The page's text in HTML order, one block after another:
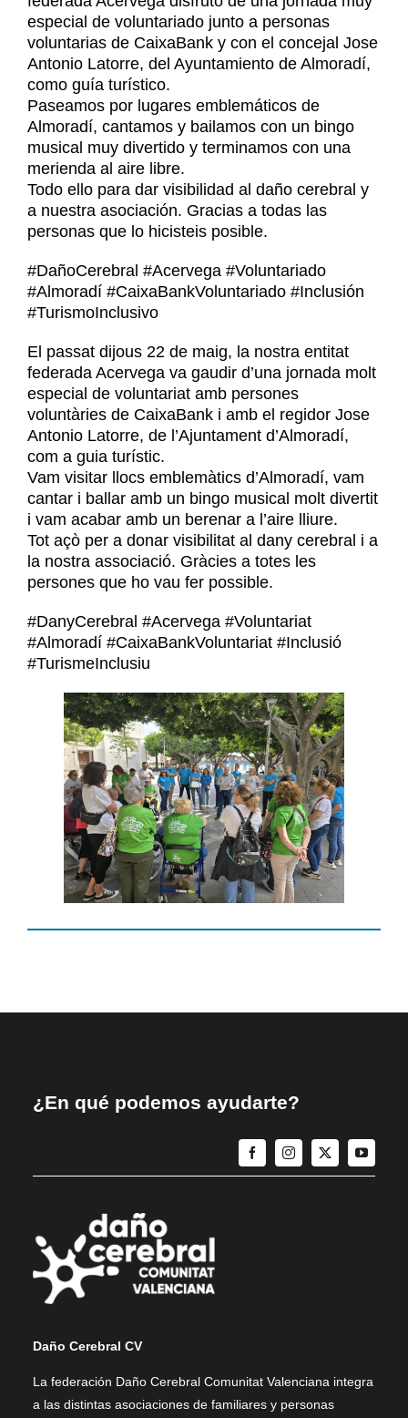
Noticias
Contacto
Contacto
especial de voluntariado junto a personas
voluntarias de CaixaBank y con el concejal Jose
Antonio Latorre, del Ayuntamiento de Almoradí,
como guía turístico.
Paseamos por lugares emblemáticos de
Almoradí, cantamos y bailamos con un bingo
musical muy divertido y terminamos con una
merienda al aire libre.
Todo ello para dar visibilidad al daño cerebral y
a nuestra asociación. Gracias a todas las
personas que lo hicisteis posible.
#DañoCerebral #Acervega #Voluntariado
#Almoradí #CaixaBankVoluntariado #Inclusión
#TurismoInclusivo
El passat dijous 22 de maig, la nostra entitat
federada Acervega va gaudir d’una jornada molt
especial de voluntariat amb persones
voluntàries de CaixaBank i amb el regidor Jose
Antonio Latorre, de l’Ajuntament d’Almoradí,
com a guia turístic.
Vam visitar llocs emblemàtics d’Almoradí, vam
cantar i ballar amb un bingo musical molt divertit
i vam acabar amb un berenar a l’aire lliure.
Tot açò per a donar visibilitat al dany cerebral i a
la nostra associació. Gràcies a totes les
persones que ho vau fer possible.
#DanyCerebral #Acervega #Voluntariat
#Almoradí #CaixaBankVoluntariat #Inclusió
#TurismeInclusiu
¿En qué podemos ayudarte?
Daño Cerebral CV
La federación Daño Cerebral Comunitat Valenciana integra
a las distintas asociaciones de familiares y personas